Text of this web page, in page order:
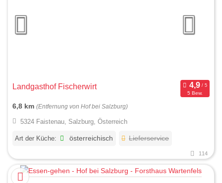
Landgasthof Fischerwirt
5 Bew.
6,8 km (Entfernung von Hof bei Salzburg)
5324 Faistenau, Salzburg, Österreich
Art der Küche: österreichisch Lieferservice
114